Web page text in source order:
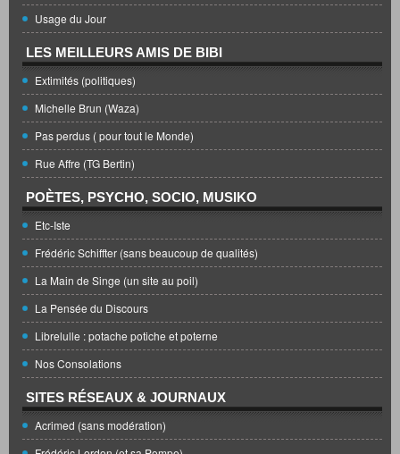
Usage du Jour
LES MEILLEURS AMIS DE BIBI
Extimités (politiques)
Michelle Brun (Waza)
Pas perdus ( pour tout le Monde)
Rue Affre (TG Bertin)
POÈTES, PSYCHO, SOCIO, MUSIKO
Etc-Iste
Frédéric Schiffter (sans beaucoup de qualités)
La Main de Singe (un site au poil)
La Pensée du Discours
Librelulle : potache potiche et poterne
Nos Consolations
SITES RÉSEAUX & JOURNAUX
Acrimed (sans modération)